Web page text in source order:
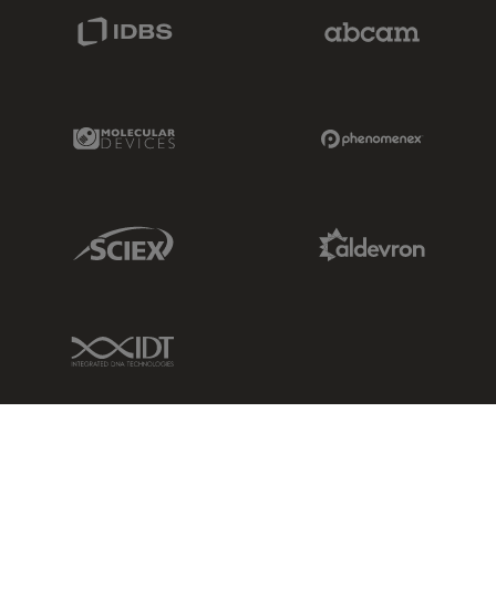
Molecular Devices Link
Sciex Link
IDT Link